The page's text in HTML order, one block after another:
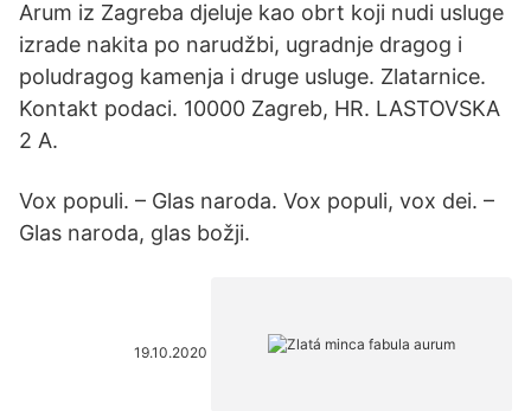
Arum iz Zagreba djeluje kao obrt koji nudi usluge
izrade nakita po narudžbi, ugradnje dragog i
poludragog kamenja i druge usluge. Zlatarnice.
Kontakt podaci. 10000 Zagreb, HR. LASTOVSKA
2 A.
Vox populi. – Glas naroda. Vox populi, vox dei. –
Glas naroda, glas božji.
19.10.2020